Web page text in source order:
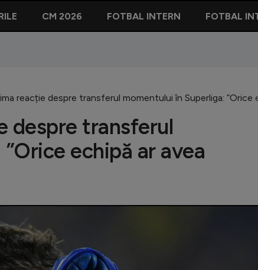
CM 2026 FOTBAL INTERN FOTBAL
reacție despre transferul momentului în Superliga: ”Orice
despre transferul
echipă ar avea